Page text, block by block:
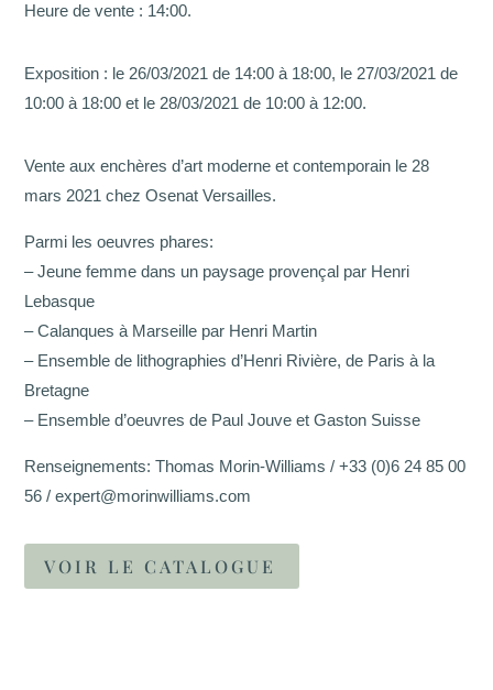
Heure de vente : 14:00.
Exposition : le 26/03/2021 de 14:00 à 18:00, le 27/03/2021 de
10:00 à 18:00 et le 28/03/2021 de 10:00 à 12:00.
Vente aux enchères d’art moderne et contemporain le 28
mars 2021 chez Osenat Versailles.
Parmi les oeuvres phares:
– Jeune femme dans un paysage provençal par Henri
Lebasque
– Calanques à Marseille par Henri Martin
– Ensemble de lithographies d’Henri Rivière, de Paris à la
Bretagne
– Ensemble d’oeuvres de Paul Jouve et Gaston Suisse
Renseignements: Thomas Morin-Williams / +33 (0)6 24 85 00
56 / expert@morinwilliams.com
VOIR LE CATALOGUE